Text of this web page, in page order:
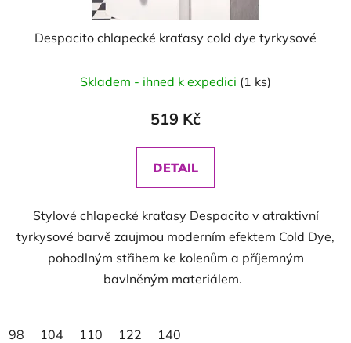
Despacito chlapecké kraťasy cold dye tyrkysové
Skladem - ihned k expedici (1 ks)
519 Kč
DETAIL
Stylové chlapecké kraťasy Despacito v atraktivní
tyrkysové barvě zaujmou moderním efektem Cold Dye,
pohodlným střihem ke kolenům a příjemným
bavlněným materiálem.
98 104 110 122 140